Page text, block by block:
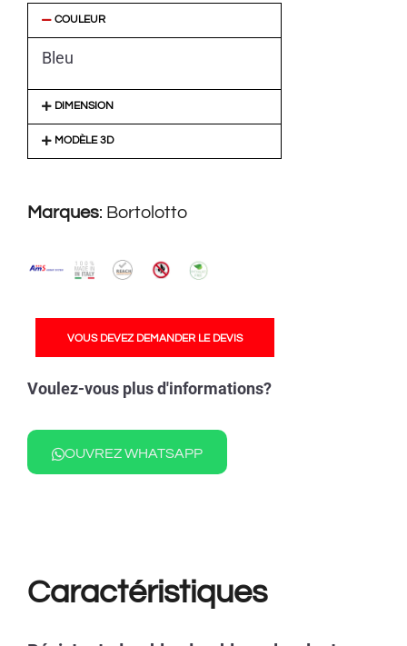
COULEUR
Bleu
DIMENSION
MODÈLE 3D
Marques: Bortolotto
VOUS DEVEZ DEMANDER LE DEVIS
Voulez-vous plus d'informations?
OUVREZ WHATSAPP
Caractéristiques